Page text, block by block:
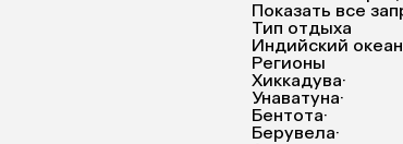
Показать все
Тип отдыха
Индийский океан
Регионы
Хиккадува·
Унаватуна·
Бентота·
Берувела·